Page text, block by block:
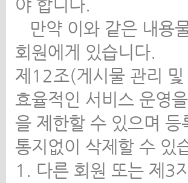
야 합니다.
만약 이와 같은 내용
회원에게 있습니다.
제12조(게시물 관리 및
효율적인 서비스 운영
을 제한할 수 있으며
통지없이 삭제할 수 있
1. 다른 회원 또는 제3